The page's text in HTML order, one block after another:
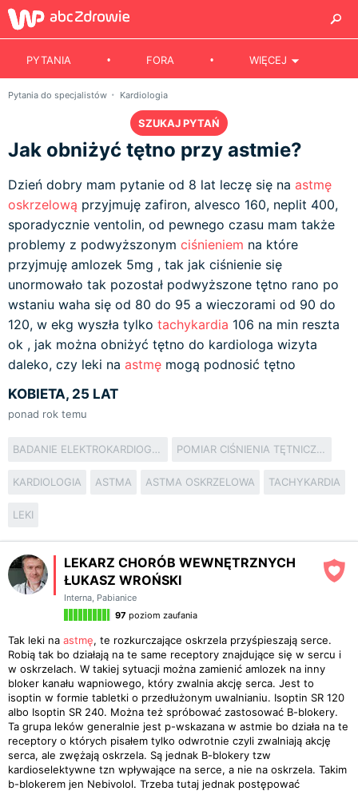
PYTANIA FORA WIĘCEJ
Pytania do specjalistów Kardiologia
SZUKAJ PYTAŃ
Jak obniżyć tętno przy astmie?
Dzień dobry mam pytanie od 8 lat leczę się na astmę
oskrzelową przyjmuję zafiron, alvesco 160, neplit 400,
sporadycznie ventolin, od pewnego czasu mam także
problemy z podwyższonym ciśnieniem na które
przyjmuję amlozek 5mg , tak jak ciśnienie się
unormowało tak pozostał podwyższone tętno rano po
wstaniu waha się od 80 do 95 a wieczorami od 90 do
120, w ekg wyszła tylko tachykardia 106 na min reszta
ok , jak można obniżyć tętno do kardiologa wizyta
daleko, czy leki na astmę mogą podnosić tętno
KOBIETA, 25 LAT
ponad rok temu
BADANIE ELEKTROKARDIOGRAFICZNE POMIAR CIŚNIENIA TĘTNICZEGO KRWI
KARDIOLOGIA ASTMA ASTMA OSKRZELOWA TACHYKARDIA
LEKI
LEKARZ CHORÓB WEWNĘTRZNYCH
ŁUKASZ WROŃSKI
Interna, Pabianice
97 poziom zaufania
Tak leki na astmę, te rozkurczające oskrzela przyśpieszają serce.
Robią tak bo działają na te same receptory znajdujące się w sercu i
w oskrzelach. W takiej sytuacji można zamienić amlozek na inny
bloker kanału wapniowego, który zwalnia akcję serca. Jest to
isoptin w formie tabletki o przedłużonym uwalnianiu. Isoptin SR 120
albo Isoptin SR 240. Można też spróbować zastosować B-blokery.
Ta grupa leków generalnie jest p-wskazana w astmie bo działa na te
receptory o których pisałem tylko odwrotnie czyli zwalniają akcję
serca, ale zwężają oskrzela. Są jednak B-blokery tzw
kardioselektywne tzn wpływające na serce, a nie na oskrzela. Takim
b-blokerem jen Nebivolol. Trzeba tutaj jednak postępować